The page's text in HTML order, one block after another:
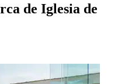
de Iglesia de